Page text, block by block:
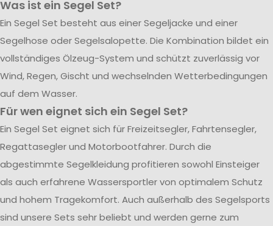
Was ist ein Segel Set?
Ein Segel Set besteht aus einer Segeljacke und einer
Segelhose oder Segelsalopette. Die Kombination bildet ein
vollständiges Ölzeug-System und schützt zuverlässig vor
Wind, Regen, Gischt und wechselnden Wetterbedingungen
auf dem Wasser.
Für wen eignet sich ein Segel Set?
Ein Segel Set eignet sich für Freizeitsegler, Fahrtensegler,
Regattasegler und Motorbootfahrer. Durch die
abgestimmte Segelkleidung profitieren sowohl Einsteiger
als auch erfahrene Wassersportler von optimalem Schutz
und hohem Tragekomfort. Auch außerhalb des Segelsports
sind unsere Sets sehr beliebt und werden gerne zum